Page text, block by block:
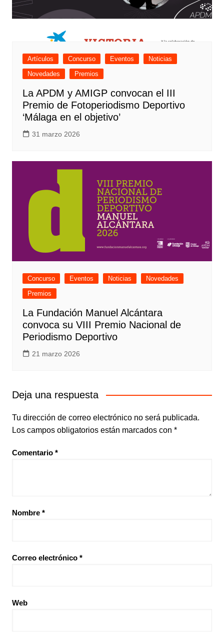
Artículos Concurso Eventos
Noticias
Novedades
Premios
La APDM y AMIGP convocan el III
Premio de Fotoperiodismo Deportivo
‘Málaga en el objetivo’
31 marzo 2026
Concurso Eventos Noticias
Novedades
Premios
La Fundación Manuel Alcántara
convoca su VIII Premio Nacional de
Periodismo Deportivo
21 marzo 2026
Deja una respuesta
Tu dirección de correo electrónico no será publicada.
Los campos obligatorios están marcados con *
Comentario *
Nombre *
Correo electrónico *
Web